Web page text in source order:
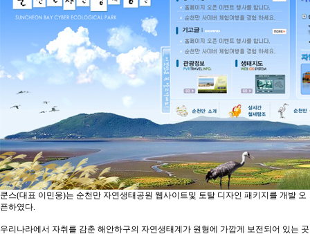
쿤스(대표 이민웅)는 순천만 자연생태공원 웹사이트및 토탈 디자인 패키지를 개발 오
픈하였다.
우리나라에서 자취를 감춘 해안하구의 자연생태계가 원형에 가깝게 보전되어 있는 곳